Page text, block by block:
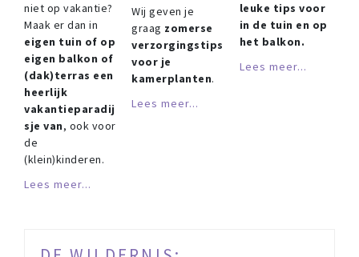
niet op vakantie?
Maak er dan in
eigen tuin of op
eigen balkon of
(dak)terras een
heerlijk
vakantieparadij
sje van, ook voor
de
(klein)kinderen.
Lees meer...
Wij geven je
graag zomerse
verzorgingstips
voor je
kamerplanten.
Lees meer...
leuke tips voor
in de tuin en op
het balkon.
Lees meer...